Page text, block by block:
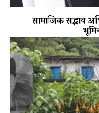
सामाजिक सद्भाव